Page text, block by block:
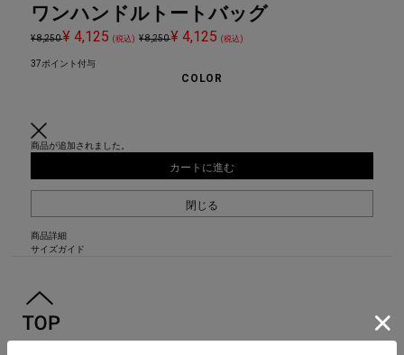
ワンハンドルトートバッグ
¥ 8,250¥ 4,125(税込) ¥ 8,250¥ 4,125(税込)
37ポイント付与
COLOR
商品が追加されました。
カートに進む
閉じる
商品詳細
サイズガイド